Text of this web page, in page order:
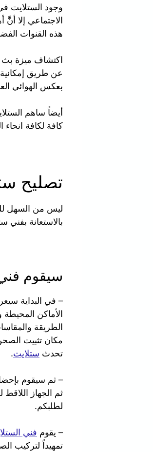
وجود الستلايت
الاجتماعي إلا
هذه القنوات
اكتشاف ميزة بث
عن طريق إمكانية
بعكس الهوائي
أيضاً ساهم
كافة لكافة انحاء
تصليح
ليس من السهل
بالاستعانة
سيقوم
– في البداية
الأماكن
الطريقة
مكان تثبيت
تحدث ستلايت.
– ثم سيقوم
ثم الجهاز اللاقط
لطلبكم.
– يقوم فني
تمهيداً لتركيب